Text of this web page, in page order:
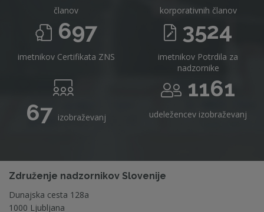
članov korporativnih članov
697
imetnikov Certifikata ZNS
3524
imetnikov Potrdila za
nadzornike
67 izobraževanj
1161
udeležencev izobraževanj
Združenje nadzornikov Slovenije
Dunajska cesta 128a
1000 Ljubljana